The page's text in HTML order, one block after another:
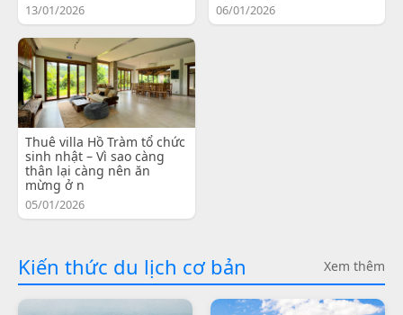
13/01/2026 06/01/2026
Thuê villa Hồ Tràm tổ chức
sinh nhật – Vì sao càng
thân lại càng nên ăn
mừng ở n
05/01/2026
Kiến thức du lịch cơ bản Xem thêm